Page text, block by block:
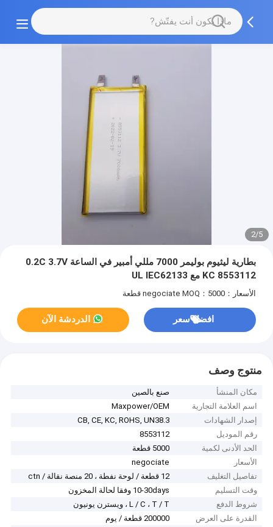
2/5
بطارية ليثيوم بوليمر 7000 مللي أمبير في الساعة 0.2C 3.7V
KC 8553112 مع UL IEC62133
الأسعار：negociate MOQ：5000 قطعة
افضل سعر الدردشة الآن
منتوج وصف
مكان المنشأ
صنع بالصين
اسم العلامة التجارية
Maxpower/OEM
إصدار الشهادات
CB, CE, KC, ROHS, UN38.3
رقم الموديل
8553112
الحد الأدنى لكمية
5000 قطعة
الأسعار
negociate
تفاصيل التغليف
12 قطعة / لوحة نفطة ، 20 منصة نقالة / ctn
وقت التسليم
10-30days وفقا لحالة المخزون
شروط الدفع
L / C ، T / T ، ويسترن يونيون
القدرة على العرض
200000 قطعة / يوم